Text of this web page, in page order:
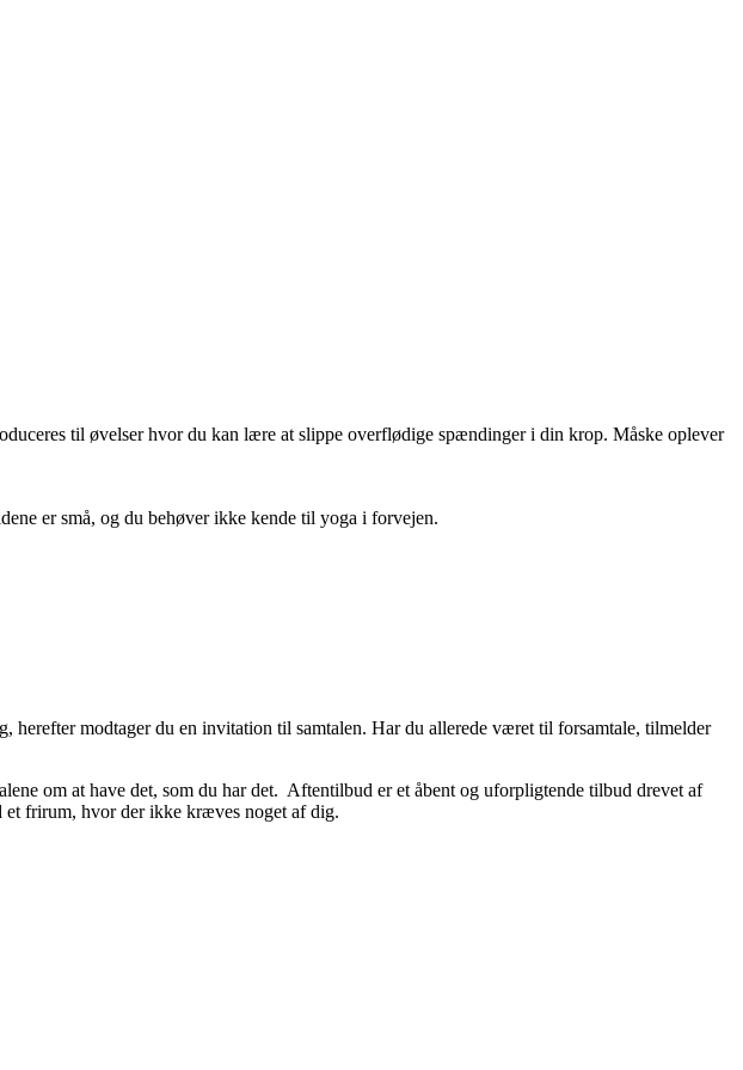
til øvelser hvor du kan lære at slippe overflødige spændinger i din krop. Måske oplever
er små, og du behøver ikke kende til yoga i forvejen.
modtager du en invitation til samtalen. Har du allerede været til forsamtale, tilmelder
om at have det, som du har det. Aftentilbud er et åbent og uforpligtende tilbud drevet af
frirum, hvor der ikke kræves noget af dig.